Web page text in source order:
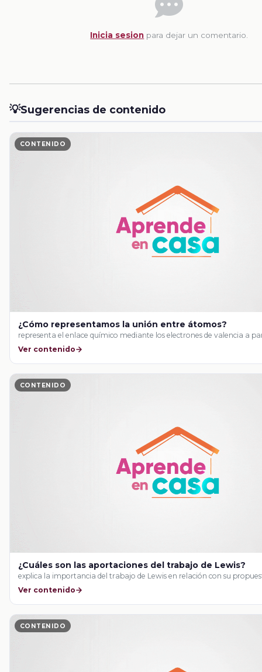
Inicia sesion para dejar un comentario.
💡Sugerencias de contenido
CONTENIDO
¿Cómo representamos la unión entre átomos?
representa el enlace químico mediante los electrones de valencia a
Ver contenido
CONTENIDO
¿Cuáles son las aportaciones del trabajo de Lewis?
explica la importancia del trabajo de Lewis en relación con su
Ver contenido
CONTENIDO